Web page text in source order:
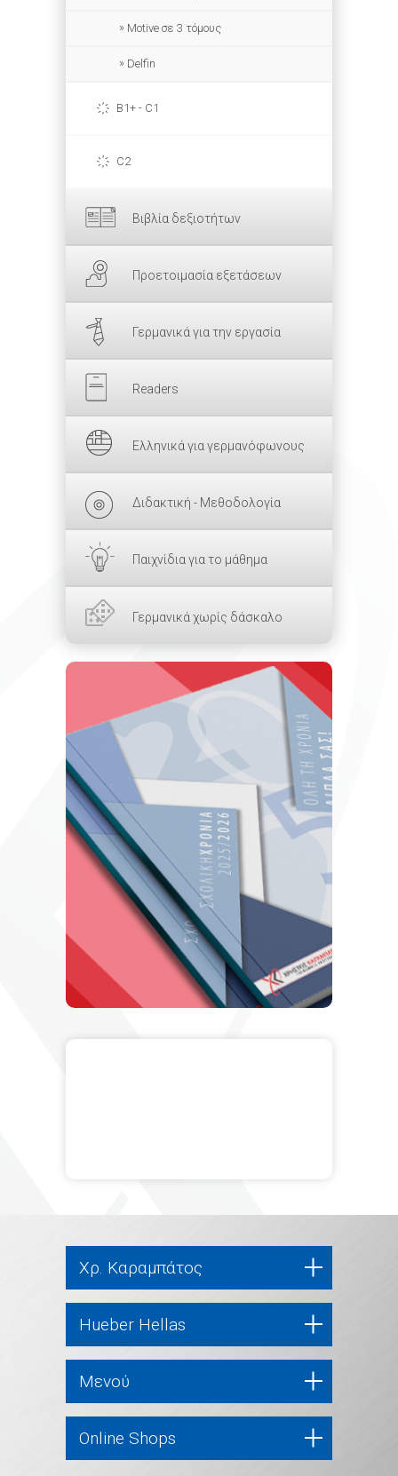
Motive σε 3 τόμους
Delfin
B1+ - C1
C2
Βιβλία δεξιοτήτων
Προετοιμασία εξετάσεων
Γερμανικά για την εργασία
Readers
Ελληνικά για γερμανόφωνους
Διδακτική - Μεθοδολογία
Παιχνίδια για το μάθημα
Γερμανικά χωρίς δάσκαλο
Χρ. Καραμπάτος
Hueber Hellas
Μενού
Online Shops